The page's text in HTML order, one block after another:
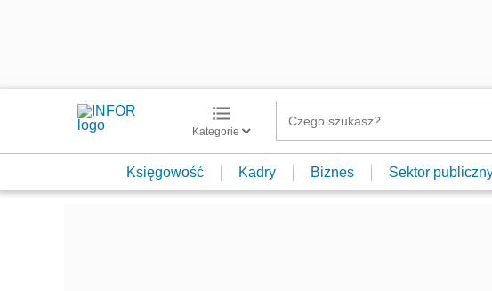
Kategorie
Księgowość Kadry Biznes Sektor